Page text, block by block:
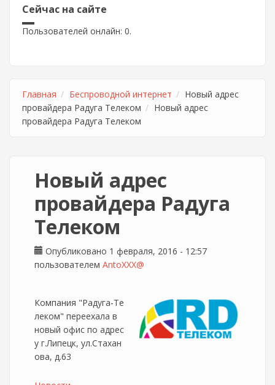
Сейчас на сайте
Пользователей онлайн: 0.
Главная Беспроводной интернет
Новый адрес
провайдера Радуга Телеком
Новый адрес
провайдера Радуга Телеком
Новый адрес
провайдера Радуга
Телеком
Опубликовано 1 февраля, 2016 - 12:57
пользователем AntoXXX@
Компания "Радуга-Те
леком" переехала в
новый офис по адрес
у г.Липецк, ул.Стахан
ова, д.63